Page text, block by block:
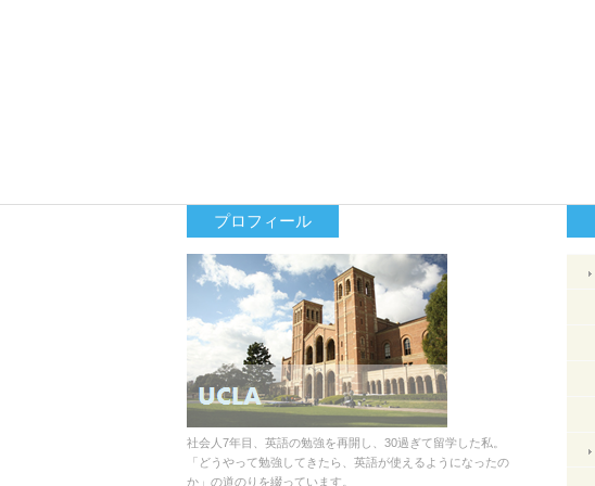
プロフィール
社会人7年目、英語の勉強を再開し、30過ぎて留学した私。
「どうやって勉強してきたら、英語が使えるようになったの
か」の道のりを綴っています。